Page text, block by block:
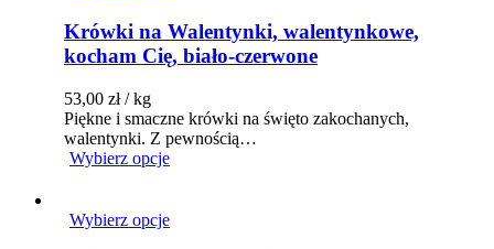
Krówki na Walentynki, walentynkowe,
kocham Cię, biało-czerwone
53,00 zł / kg
Piękne i smaczne krówki na święto zakochanych,
walentynki. Z pewnością…
Wybierz opcje
Wybierz opcje